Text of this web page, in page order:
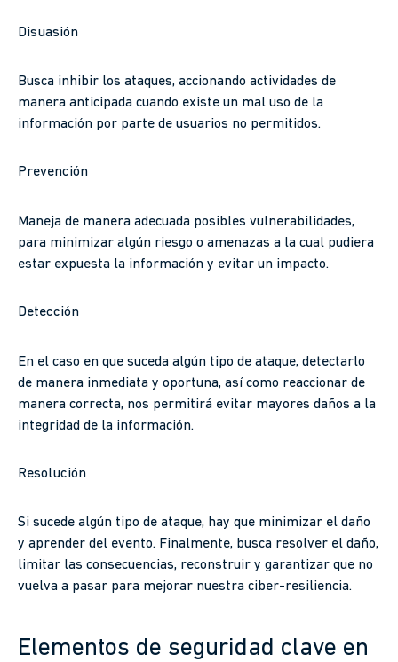
Disuasión
Busca inhibir los ataques, accionando actividades de
manera anticipada cuando existe un mal uso de la
información por parte de usuarios no permitidos.
Prevención
Maneja de manera adecuada posibles vulnerabilidades,
para minimizar algún riesgo o amenazas a la cual pudiera
estar expuesta la información y evitar un impacto.
Detección
En el caso en que suceda algún tipo de ataque, detectarlo
de manera inmediata y oportuna, así como reaccionar de
manera correcta, nos permitirá evitar mayores daños a la
integridad de la información.
Resolución
Si sucede algún tipo de ataque, hay que minimizar el daño
y aprender del evento. Finalmente, busca resolver el daño,
limitar las consecuencias, reconstruir y garantizar que no
vuelva a pasar para mejorar nuestra ciber-resiliencia.
Elementos de seguridad clave en